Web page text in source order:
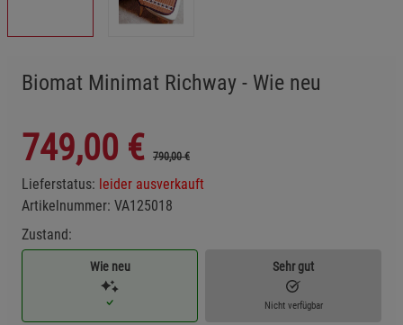
Biomat Minimat Richway - Wie neu
749,00 € 790,00 €
Lieferstatus: leider ausverkauft
Artikelnummer: VA125018
Zustand:
Wie neu Sehr gut
Nicht verfügbar